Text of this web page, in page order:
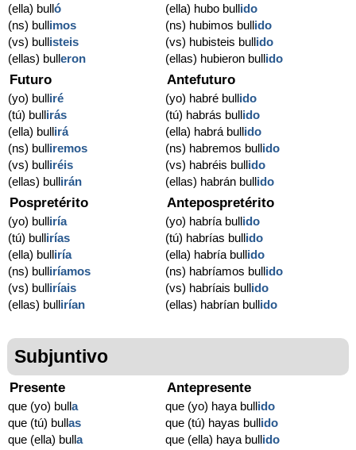
(ella) bulló
(ns) bullimos
(vs) bullisteis
(ellas) bulleron
(ella) hubo bullido
(ns) hubimos bullido
(vs) hubisteis bullido
(ellas) hubieron bullido
Futuro
(yo) bulliré
(tú) bullirás
(ella) bullirá
(ns) bulliremos
(vs) bulliréis
(ellas) bullirán
Antefuturo
(yo) habré bullido
(tú) habrás bullido
(ella) habrá bullido
(ns) habremos bullido
(vs) habréis bullido
(ellas) habrán bullido
Pospretérito
(yo) bulliría
(tú) bullirías
(ella) bulliría
(ns) bulliríamos
(vs) bulliríais
(ellas) bullirían
Antepospretérito
(yo) habría bullido
(tú) habrías bullido
(ella) habría bullido
(ns) habríamos bullido
(vs) habríais bullido
(ellas) habrían bullido
Subjuntivo
Presente
que (yo) bulla
que (tú) bullas
que (ella) bulla
Antepresente
que (yo) haya bullido
que (tú) hayas bullido
que (ella) haya bullido